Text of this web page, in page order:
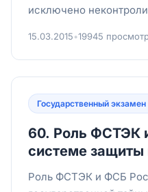
исключено
15.03.2015•19945
Государственный экзамен
60. Роль ФСТЭК
системе защиты
тайны и
информации.
Роль ФСТЭК и ФСБ